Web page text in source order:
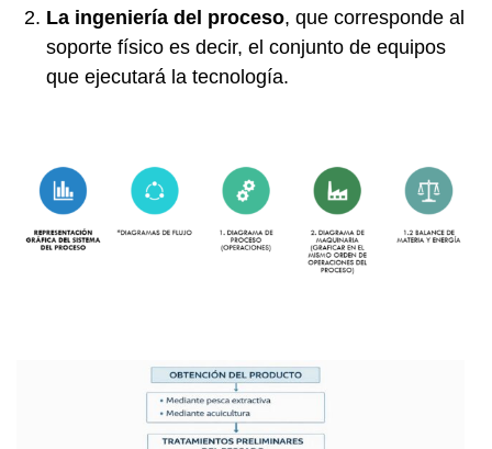
La ingeniería del proceso, que corresponde al
soporte físico es decir, el conjunto de equipos
que ejecutará la tecnología.